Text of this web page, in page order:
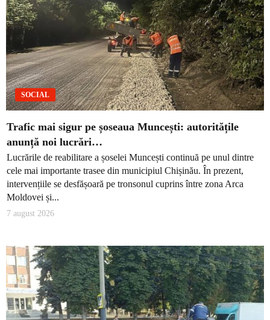
SOCIAL
Trafic mai sigur pe șoseaua Muncești: autoritățile
anunță noi lucrări…
Lucrările de reabilitare a șoselei Muncești continuă pe unul dintre
cele mai importante trasee din municipiul Chișinău. În prezent,
intervențiile se desfășoară pe tronsonul cuprins între zona Arca
Moldovei și...
7 august 2026